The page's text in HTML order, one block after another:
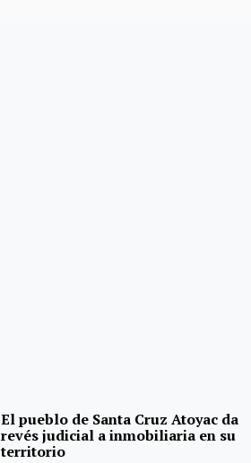
El pueblo de Santa Cruz Atoyac da
revés judicial a inmobiliaria en su
territorio